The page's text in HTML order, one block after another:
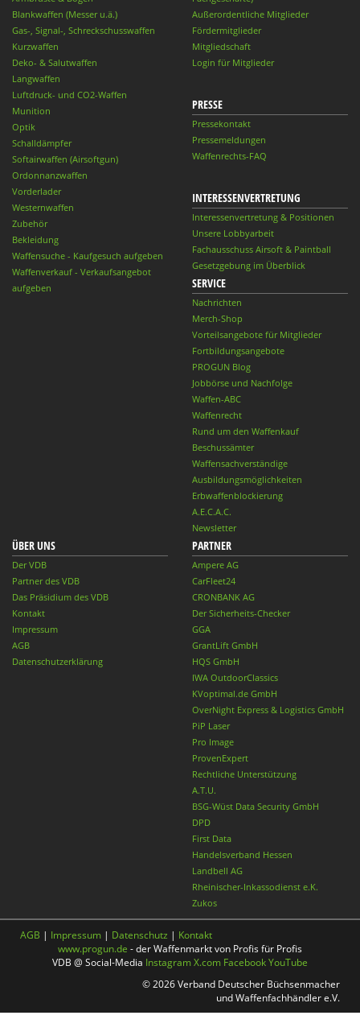
Blankwaffen (Messer u.ä.)
Gas-, Signal-, Schreckschusswaffen
Kurzwaffen
Deko- & Salutwaffen
Langwaffen
Luftdruck- und CO2-Waffen
Munition
Optik
Schalldämpfer
Softairwaffen (Airsoftgun)
Ordonnanzwaffen
Vorderlader
Westernwaffen
Zubehör
Bekleidung
Waffensuche - Kaufgesuch aufgeben
Waffenverkauf - Verkaufsangebot
aufgeben
Außerordentliche Mitglieder
Fördermitglieder
Mitgliedschaft
Login für Mitglieder
PRESSE
Pressekontakt
Pressemeldungen
Waffenrechts-FAQ
INTERESSENVERTRETUNG
Interessenvertretung & Positionen
Unsere Lobbyarbeit
Fachausschuss Airsoft & Paintball
Gesetzgebung im Überblick
SERVICE
Nachrichten
Merch-Shop
Vorteilsangebote für Mitglieder
Fortbildungsangebote
PROGUN Blog
Jobbörse und Nachfolge
Waffen-ABC
Waffenrecht
Rund um den Waffenkauf
Beschussämter
Waffensachverständige
Ausbildungsmöglichkeiten
Erbwaffenblockierung
A.E.C.A.C.
Newsletter
ÜBER UNS
Der VDB
Partner des VDB
Das Präsidium des VDB
Kontakt
Impressum
AGB
Datenschutzerklärung
PARTNER
Ampere AG
CarFleet24
CRONBANK AG
Der Sicherheits-Checker
GGA
GrantLift GmbH
HQS GmbH
IWA OutdoorClassics
KVoptimal.de GmbH
OverNight Express & Logistics GmbH
PiP Laser
Pro Image
ProvenExpert
Rechtliche Unterstützung
A.T.U.
BSG-Wüst Data Security GmbH
DPD
First Data
Handelsverband Hessen
Landbell AG
Rheinischer-Inkassodienst e.K.
Zukos
AGB | Impressum | Datenschutz | Kontakt
www.progun.de - der Waffenmarkt von Profis für Profis
VDB @ Social-Media InstagramX.com FacebookYouTube
© 2026 Verband Deutscher Büchsenmacher
und Waffenfachhändler e.V.